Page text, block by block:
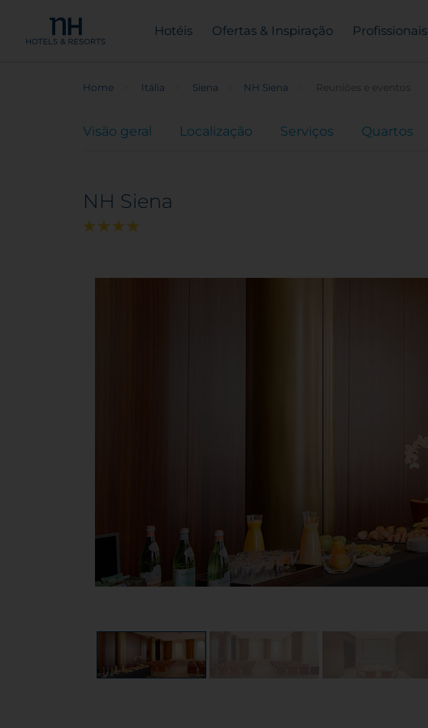
Hotéis Ofertas & Inspiração Profissionais
Home Itália Siena NH Siena Reuniões e eventos
Visão geral Localização Serviços Quartos
NH Siena